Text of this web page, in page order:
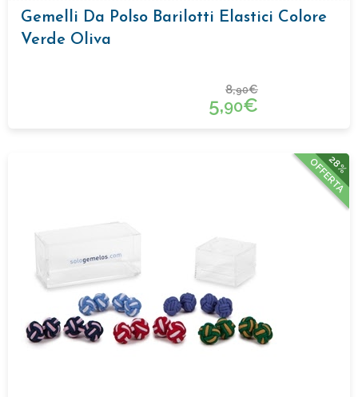
Gemelli Da Polso Barilotti Elastici Colore
Verde Oliva
8,90€
5,90€
28%
OFFERTA